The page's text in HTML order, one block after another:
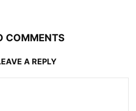
COMMENTS
A REPLY